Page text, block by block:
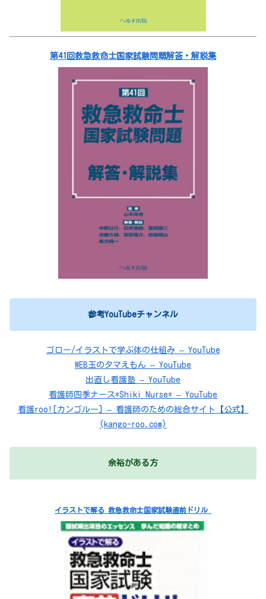
第41回救急救命士国家試験問題解答・解説集
参考YouTubeチャンネル
ゴロー/イラストで学ぶ体の仕組み – YouTube
WEB玉のタマえもん – YouTube
出直し看護塾 – YouTube
看護師四季ナース*Shiki Nurse* – YouTube
看護roo![カンゴルー] – 看護師のための総合サイト【公式】
(kango-roo.com)
余裕がある方
イラストで解る 救急救命士国家試験直前ドリル